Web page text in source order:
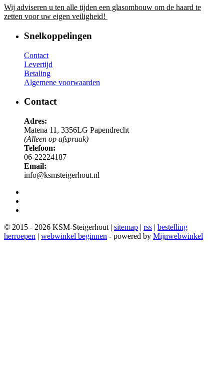
Wij adviseren u ten alle tijden een glasombouw om de haard te
zetten voor uw eigen veiligheid!
Snelkoppelingen
Contact
Levertijd
Betaling
Algemene voorwaarden
Contact
Adres:
Matena 11, 3356LG Papendrecht
(Alleen op afspraak)
Telefoon:
06-22224187
Email:
info@ksmsteigerhout.nl
© 2015 - 2026 KSM-Steigerhout | sitemap | rss | bestelling
herroepen | webwinkel beginnen - powered by Mijnwebwinkel